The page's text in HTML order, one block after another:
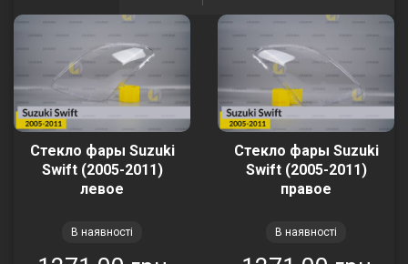
Стекло фары Suzuki
Swift (2005-2011)
левое
В наявності
Стекло фары Suzuki
Swift (2005-2011)
правое
В наявності